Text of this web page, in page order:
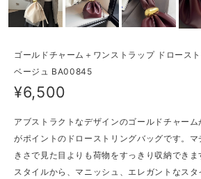
ゴールドチャーム＋ワンストラップ ドロース
ベージュ BA00845
¥6,500
アブストラクトなデザインのゴールドチャー
がポイントのドローストリングバッグです。
きさで見た目よりも荷物をすっきり収納でき
スタイルから、マニッシュ、エレガントなス